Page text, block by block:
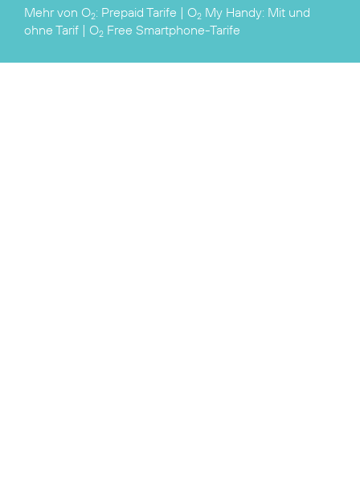
Mehr von O2: Prepaid Tarife | O2 My Handy: Mit und
ohne Tarif | O2 Free Smartphone-Tarife